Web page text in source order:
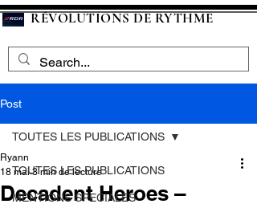
RÉVOLUTIONS DE RYTHME
Post
TOUTES LES PUBLICATIONS
MENTIONS SPECIALES
TOUTES LES PUBLICATIONS
Decadent Heroes –
Ryann
18 mai 3 min de lecture